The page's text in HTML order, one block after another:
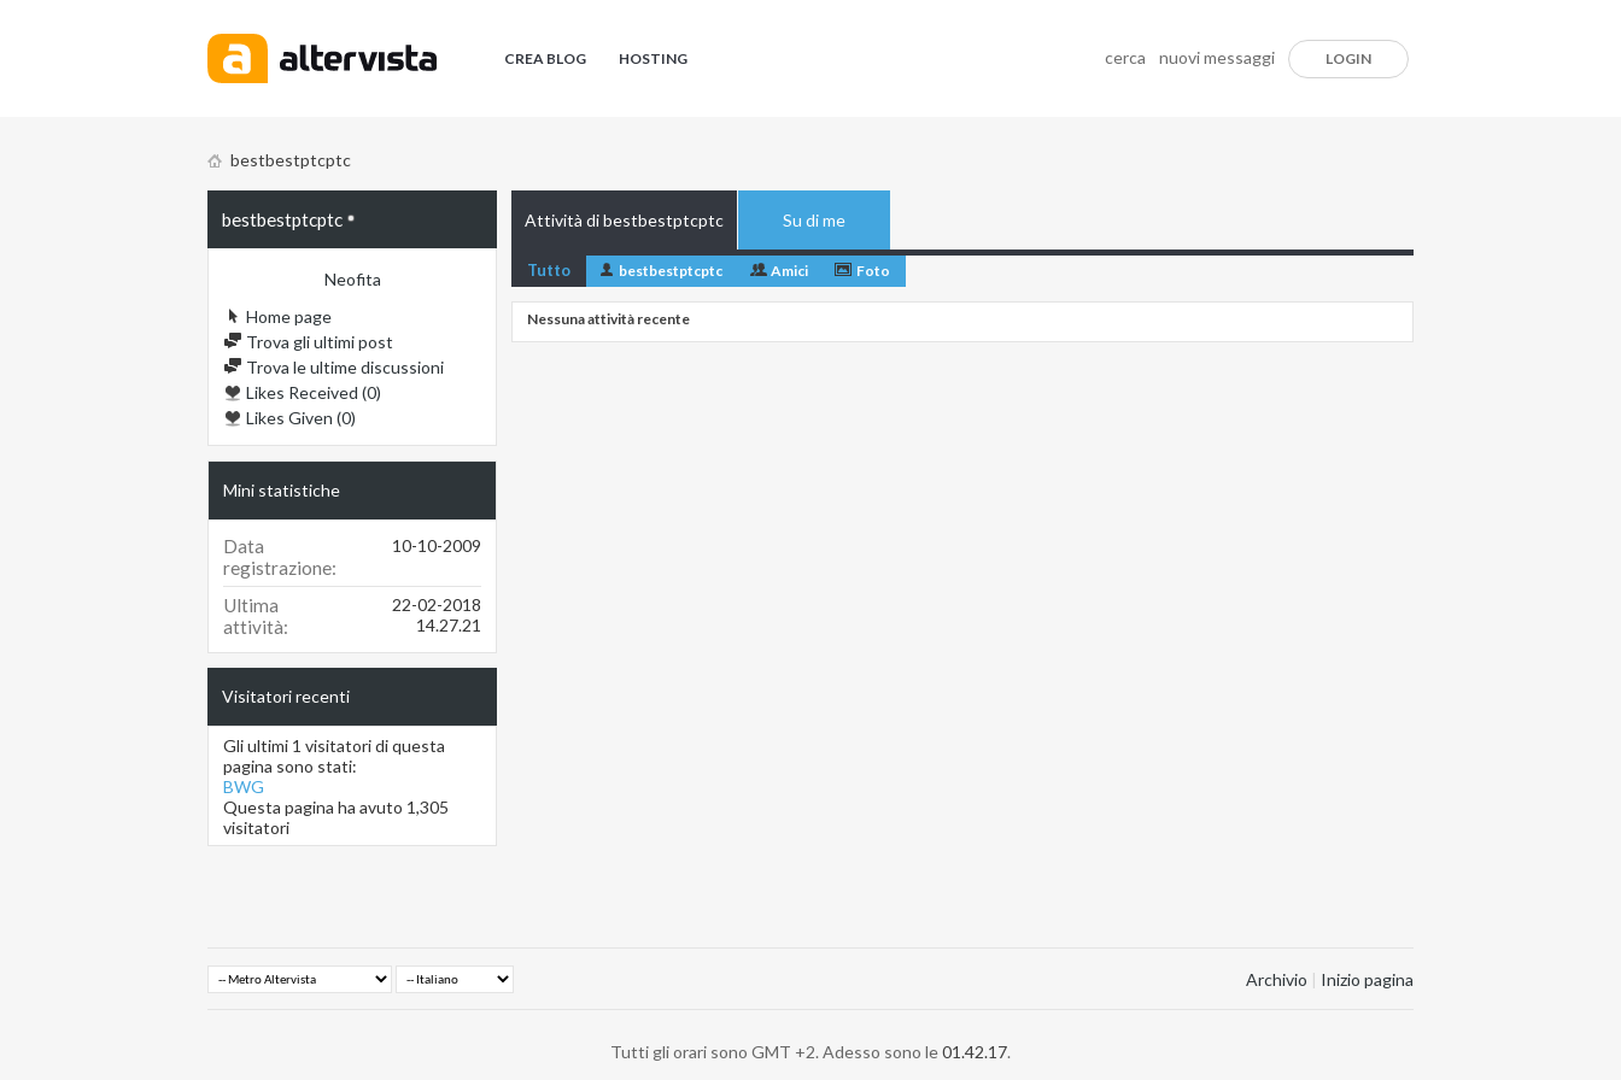
CREA BLOG HOSTING cerca nuovi messaggi LOGIN
bestbestptcptc
bestbestptcptc
Neofita
Home page
Trova gli ultimi post
Trova le ultime discussioni
Likes Received (0)
Likes Given (0)
Mini statistiche
Data
registrazione
10-10-2009
Ultima
attività
22-02-2018
14.27.21
Visitatori recenti
Gli ultimi 1 visitatori di questa
pagina sono stati:
BWG
Questa pagina ha avuto 1,305
visitatori
Attività di bestbestptcptc Su di me
Tutto bestbestptcptc Amici Foto
Nessuna attività recente
Archivio | Inizio pagina
Tutti gli orari sono GMT +2. Adesso sono le01.42.17.